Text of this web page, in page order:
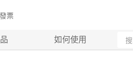
票
如何使用